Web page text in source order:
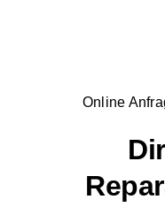
Online